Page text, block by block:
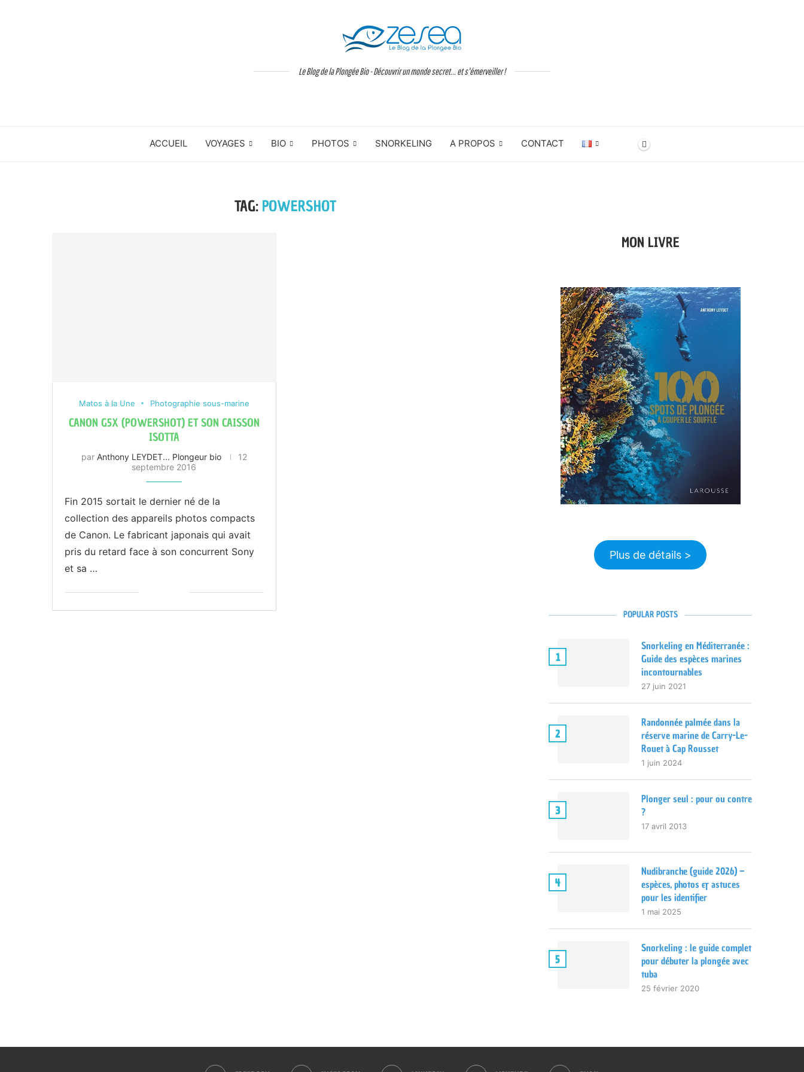
Le Blog de la Plongée Bio - Découvrir un monde secret... et s'émerveiller !
ACCUEIL VOYAGES BIO PHOTOS SNORKELING A PROPOS CONTACT
TAG: POWERSHOT
Matos à la Une Photographie sous-marine
CANON G5X (POWERSHOT) ET SON CAISSON
ISOTTA
par Anthony LEYDET... Plongeur bio
12
septembre 2016
Fin 2015 sortait le dernier né de la
collection des appareils photos compacts
de Canon. Le fabricant japonais qui avait
pris du retard face à son concurrent Sony
et sa …
MON LIVRE
Plus de détails >
POPULAR POSTS
1
Snorkeling en Méditerranée :
Guide des espèces marines
incontournables
27 juin 2021
2
Randonnée palmée dans la
réserve marine de Carry-Le-
Rouet à Cap Rousset
1 juin 2024
3
Plonger seul : pour ou contre
?
17 avril 2013
4
Nudibranche (guide 2026) –
espèces, photos & astuces
pour les identifier
1 mai 2025
5
Snorkeling : le guide complet
pour débuter la plongée avec
tuba
25 février 2020